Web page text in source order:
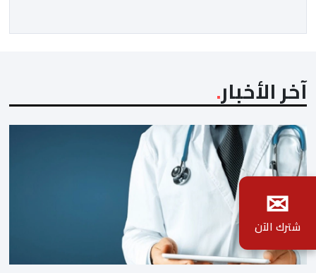
الدينامية المتواصلة لاستراتيجيته في مجال النقل الجوي، […]
آخر الأخبار
✉
شترك الآن